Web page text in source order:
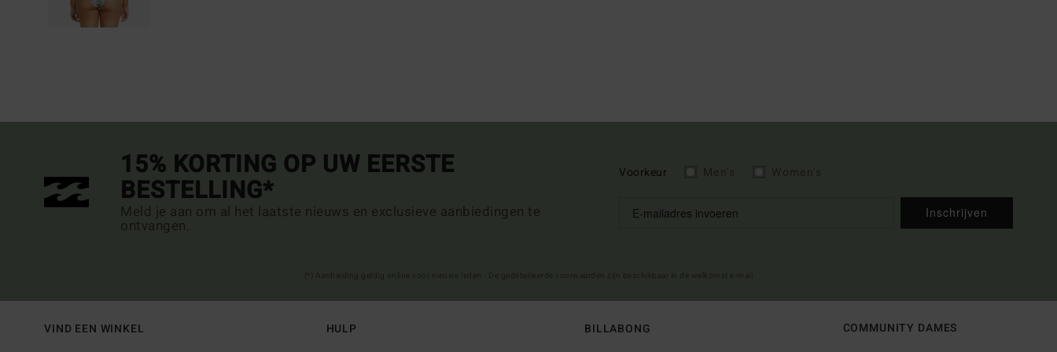
15% KORTING OP UW EERSTE
BESTELLING*
Meld je aan om al het laatste nieuws en exclusieve aanbiedingen te
ontvangen.
Voorkeur
Inschrijven
VIND EEN WINKEL HULP BILLABONG COMMUNITY DAMES